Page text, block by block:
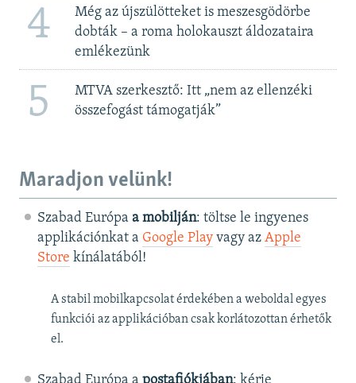
4
Még az újszülötteket is meszesgödörbe
dobták – a roma holokauszt áldozataira
emlékezünk
5
MTVA szerkesztő: Itt „nem az ellenzéki
összefogást támogatják”
Maradjon velünk!
Szabad Európa a mobilján: töltse le ingyenes
applikációnkat a Google Playvagy az Apple
Store kínálatából!
A stabil mobilkapcsolat érdekében a weboldal egyes
funkciói az applikációban csak korlátozottan érhetők
el.